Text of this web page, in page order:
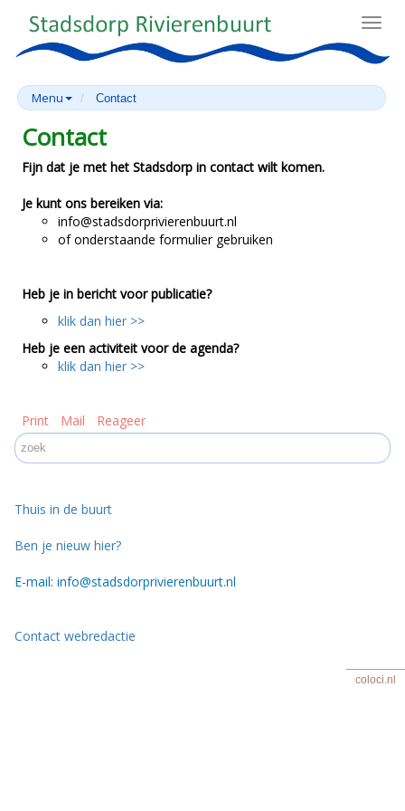
Menu Contact
Contact
Fijn dat je met het Stadsdorp in contact wilt komen.
Je kunt ons bereiken via:
info@stadsdorprivierenbuurt.nl
of onderstaande formulier gebruiken
Heb je in bericht voor publicatie?
klik dan hier >>
Heb je een activiteit voor de agenda?
klik dan hier >>
Print Mail Reageer
Thuis in de buurt
Ben je nieuw hier?
E-mail: info@stadsdorprivierenbuurt.nl
Contact webredactie
coloci.nl